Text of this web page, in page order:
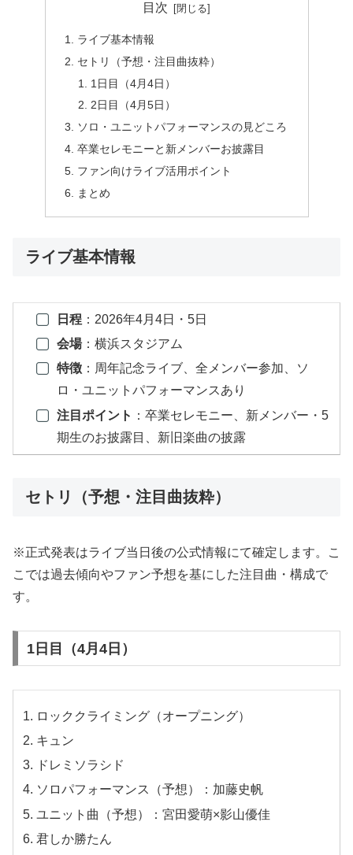
目次
ライブ基本情報
セトリ（予想・注目曲抜粋）
1日目（4月4日）
2日目（4月5日）
ソロ・ユニットパフォーマンスの見どころ
卒業セレモニーと新メンバーお披露目
ファン向けライブ活用ポイント
まとめ
ライブ基本情報
日程：2026年4月4日・5日
会場：横浜スタジアム
特徴：周年記念ライブ、全メンバー参加、ソ
ロ・ユニットパフォーマンスあり
注目ポイント ：卒業セレモニー、新メンバー・5
期生のお披露目、新旧楽曲の披露
セトリ（予想・注目曲抜粋）
※正式発表はライブ当日後の公式情報にて確定します。こ
こでは過去傾向やファン予想を基にした注目曲・構成で
す。
1日目（4月4日）
ロッククライミング（オープニング）
キュン
ドレミソラシド
ソロパフォーマンス（予想）：加藤史帆
ユニット曲（予想）：宮田愛萌×影山優佳
君しか勝たん